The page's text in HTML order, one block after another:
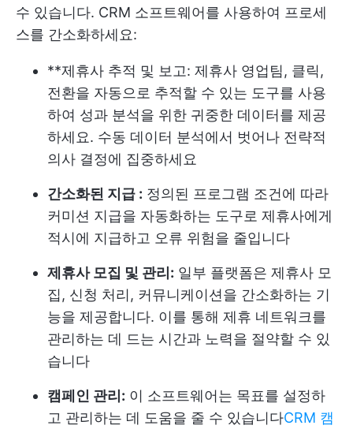
수 있습니다. CRM 소프트웨어를 사용하여 프로세
스를 간소화하세요:
**제휴사 추적 및 보고: 제휴사 영업팀, 클릭,
전환을 자동으로 추적할 수 있는 도구를 사용
하여 성과 분석을 위한 귀중한 데이터를 제공
하세요. 수동 데이터 분석에서 벗어나 전략적
의사 결정에 집중하세요
간소화된 지급 : 정의된 프로그램 조건에 따라
커미션 지급을 자동화하는 도구로 제휴사에게
적시에 지급하고 오류 위험을 줄입니다
제휴사 모집 및 관리: 일부 플랫폼은 제휴사 모
집, 신청 처리, 커뮤니케이션을 간소화하는 기
능을 제공합니다. 이를 통해 제휴 네트워크를
관리하는 데 드는 시간과 노력을 절약할 수 있
습니다
캠페인 관리: 이 소프트웨어는 목표를 설정하
고 관리하는 데 도움을 줄 수 있습니다CRM 캠